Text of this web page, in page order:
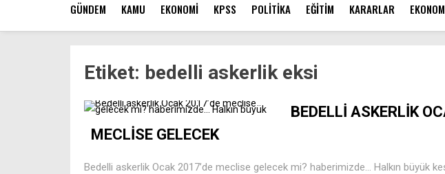
GÜNDEM KAMU EKONOMİ KPSS POLİTİKA EĞİTİM KARARLAR
Etiket: bedelli askerlik eksi
BEDELLİ ASKERLİK
MECLİSE GELECEK
Bedelli askerlik Ocak 2017’de meclise gelecek mi? haberimizde… Halkın büyük